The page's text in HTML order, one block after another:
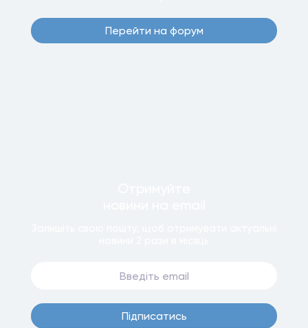
Перейти на форум
Пiдписатись